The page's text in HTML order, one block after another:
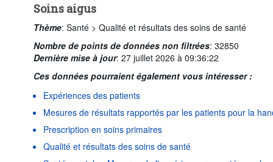
Soins aigus
Thème: Santé > Qualité et résultats des soins de santé
Nombre de points de données non filtrées: 32850
Dernière mise à jour: 27 juillet 2026 à 09:36:22
Ces données pourraient également vous intéresser :
Expériences des patients
Mesures de résultats rapportés par les patients pour la
Prescription en soins primaires
Qualité et résultats des soins de santé